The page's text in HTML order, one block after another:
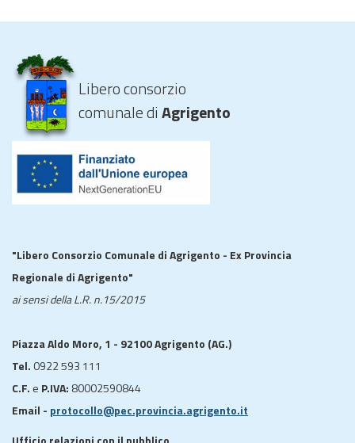
Libero consorzio
comunale diAgrigento
"Libero Consorzio Comunale di Agrigento - Ex Provincia
Regionale di Agrigento"
ai sensi della L.R. n.15/2015
Piazza Aldo Moro, 1 - 92100 Agrigento (AG.)
Tel. 0922 593 111
C.F. e P.IVA: 80002590844
Email - protocollo@pec.provincia.agrigento.it